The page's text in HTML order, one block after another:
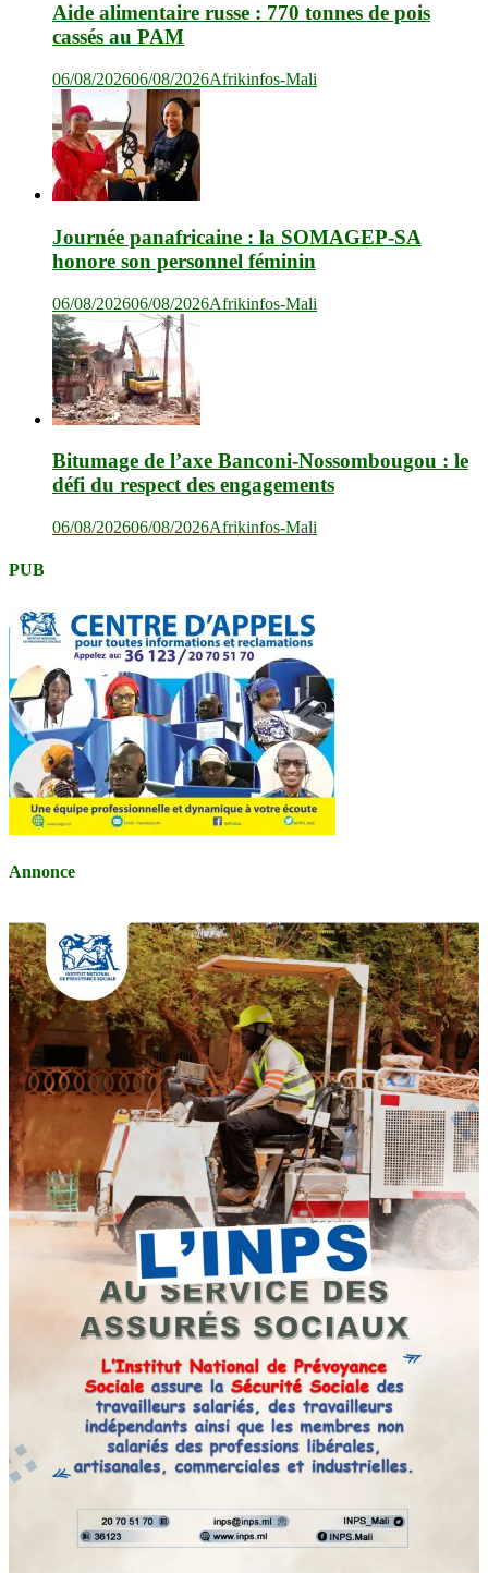
Aide alimentaire russe : 770 tonnes de pois
cassés au PAM
06/08/202606/08/2026Afrikinfos-Mali
Journée panafricaine : la SOMAGEP-SA
honore son personnel féminin
06/08/202606/08/2026Afrikinfos-Mali
Bitumage de l’axe Banconi-Nossombougou : le
défi du respect des engagements
06/08/202606/08/2026Afrikinfos-Mali
PUB
Annonce